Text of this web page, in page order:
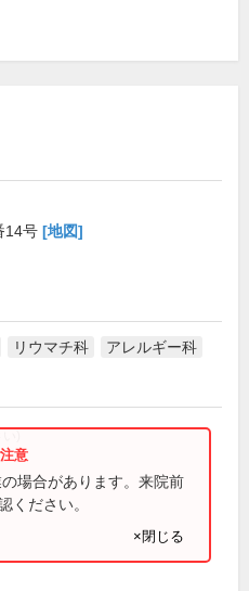
14号 [地図]
リウマチ科 アレルギー科
)
場合があります。来院前
ください。
×閉じる